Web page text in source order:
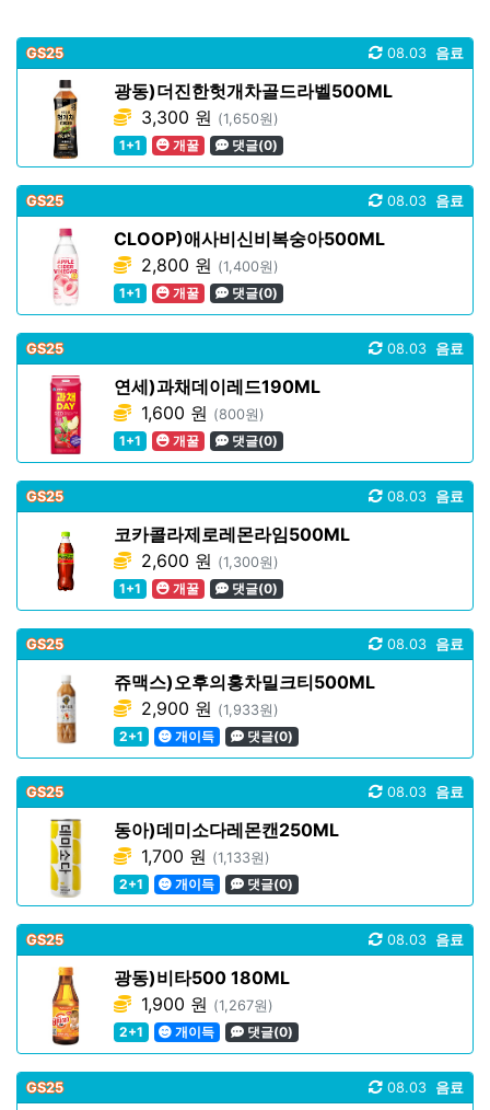
GS25 음료
08.03
광동)더진한헛개차골드라벨500ML
3,300 원 (1,650원)
1+1
개꿀 댓글(0)
GS25 음료
08.03
CLOOP)애사비신비복숭아500ML
2,800 원 (1,400원)
1+1
개꿀 댓글(0)
GS25 음료
08.03
연세)과채데이레드190ML
1,600 원 (800원)
1+1
개꿀 댓글(0)
GS25 음료
08.03
코카콜라제로레몬라임500ML
2,600 원 (1,300원)
1+1
개꿀 댓글(0)
GS25 음료
08.03
쥬맥스)오후의홍차밀크티500ML
2,900 원 (1,933원)
2+1
개이득 댓글(0)
GS25 음료
08.03
동아)데미소다레몬캔250ML
1,700 원 (1,133원)
2+1
개이득 댓글(0)
GS25 음료
08.03
광동)비타500 180ML
1,900 원 (1,267원)
2+1
개이득 댓글(0)
GS25 음료
08.03